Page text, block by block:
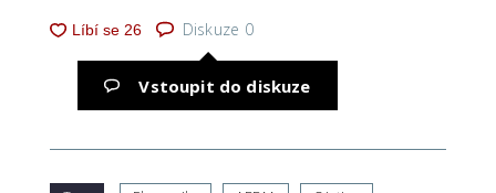
Diskuze 0
Vstoupit do diskuze